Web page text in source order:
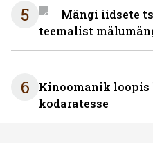
5
Mängi iidsete
teemalist
6
Kinoomanik
kodaratesse